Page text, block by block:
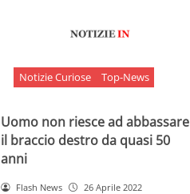
Notizie Curiose Top-News
Uomo non riesce ad abbassare
il braccio destro da quasi 50
anni
Flash News 26 Aprile 2022